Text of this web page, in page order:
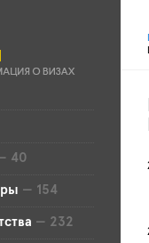
40
— 154
— 232